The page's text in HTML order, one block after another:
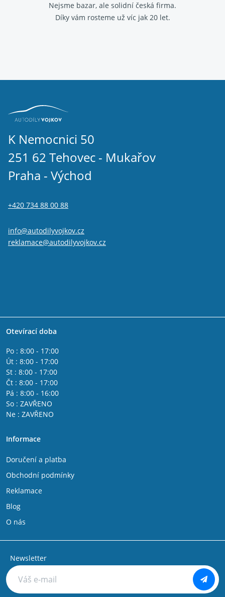
Nejsme bazar, ale solidní česká firma.
Díky vám rosteme už víc jak 20 let.
K Nemocnici 50
251 62 Tehovec - Mukařov
Praha - Východ
+420 734 88 00 88
info@autodilyvojkov.cz
reklamace@autodilyvojkov.cz
Otevírací doba
Po : 8:00 - 17:00
Út : 8:00 - 17:00
St : 8:00 - 17:00
Čt : 8:00 - 17:00
Pá : 8:00 - 16:00
So : ZAVŘENO
Ne : ZAVŘENO
Informace
Doručení a platba
Obchodní podmínky
Reklamace
Blog
O nás
Newsletter